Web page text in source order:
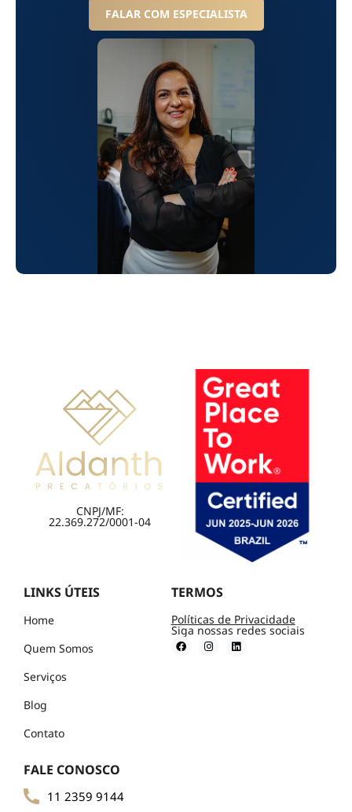
FALAR COM ESPECIALISTA
CNPJ/MF:
22.369.272/0001-04
LINKS ÚTEIS
Home
Quem Somos
Serviços
Blog
Contato
TERMOS
Políticas de Privacidade
Siga nossas redes sociais
FALE CONOSCO
11 2359 9144